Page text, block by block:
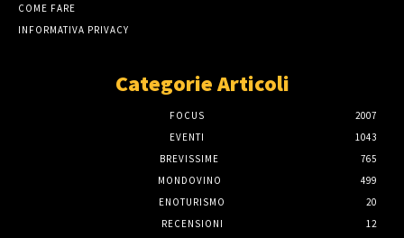
COME FARE
INFORMATIVA PRIVACY
Categorie Articoli
FOCUS
2007
EVENTI
1043
BREVISSIME
765
MONDOVINO
499
ENOTURISMO
20
RECENSIONI
12